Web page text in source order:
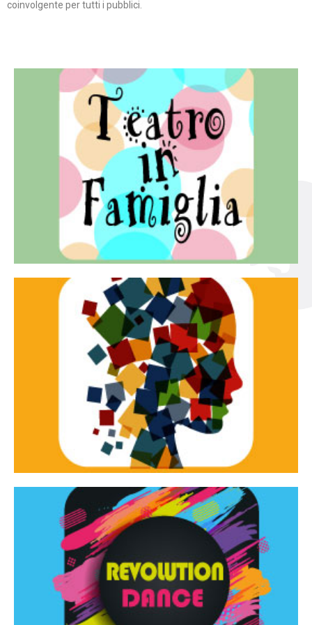
coinvolgente per tutti i pubblici.
Teatro in famiglia
Teatro In Famiglia è una rassegna di teatro concepita
per far condividere e godere del teatro all’intera
famiglia.
Continua
Tracce dinamiche
Tracce Dinamiche è una rassegna di teatro
d’innovazione e sperimentale.
Continua
Revolution Dance
Rassegna di danza contemporanea – I Edizione